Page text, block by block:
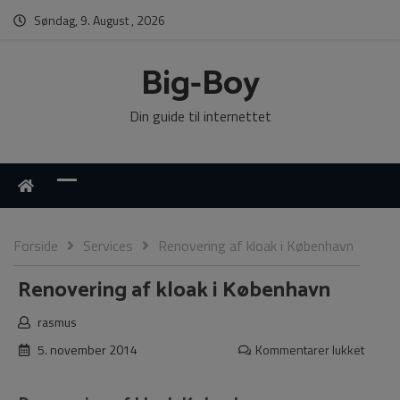
Søndag, 9. August , 2026
Big-Boy
Din guide til internettet
Forside Services Renovering af kloak i København
Renovering af kloak i København
rasmus
5. november 2014
Kommentarer lukket